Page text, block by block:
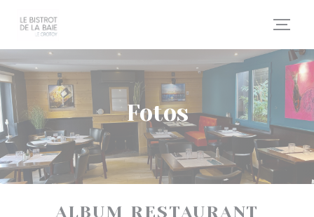
Fotos
ALBUM RESTAURANT